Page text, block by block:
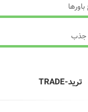
جذب
ترید-TRADE